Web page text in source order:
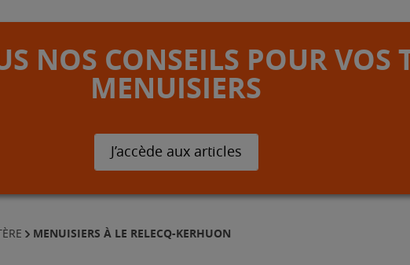
NOS CONSEILS POUR VOS
MENUISIERS
J’accède aux articles
MENUISIERS À LE RELECQ-KERHUON